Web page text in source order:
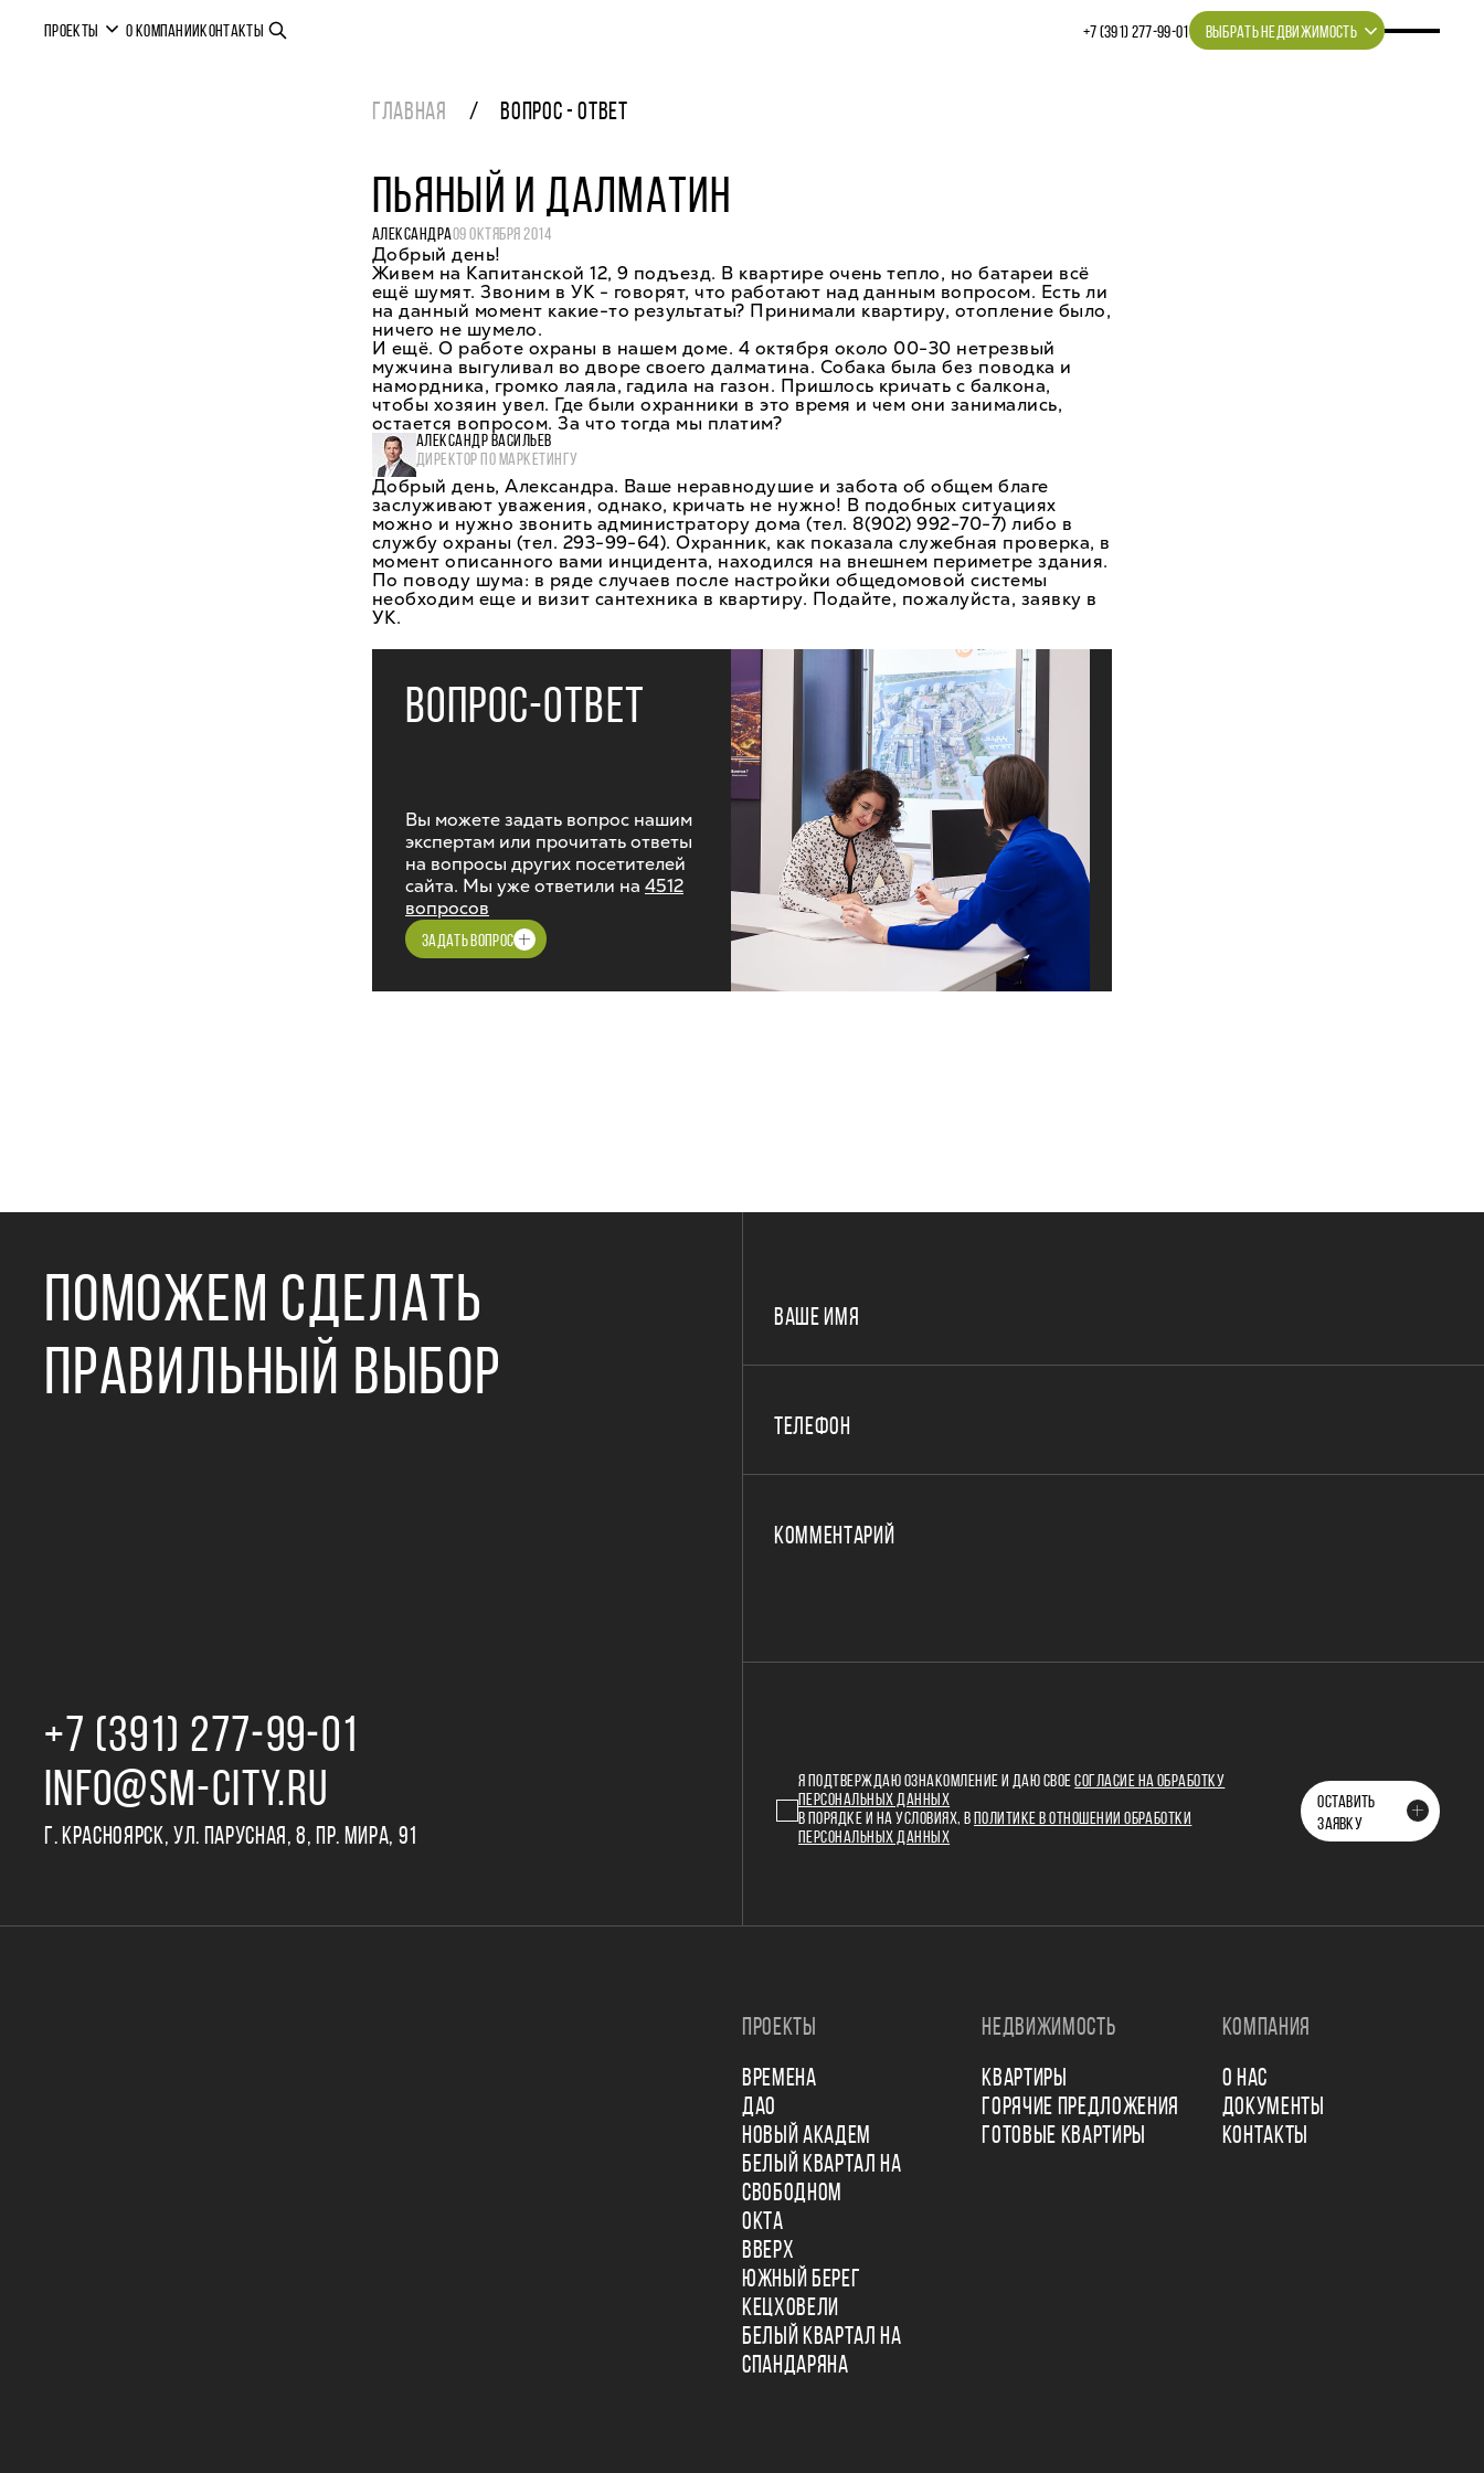
ПРОЕКТЫ О КОМПАНИИКОНТАКТЫ +7 (391) 277‒99‒01 ВЫБРАТЬ НЕДВИЖИМОСТЬ
ГЛАВНАЯ ВОПРОС - ОТВЕТ
ПЬЯНЫЙ И ДАЛМАТИН
АЛЕКСАНДРА09 ОКТЯБРЯ 2014
Добрый день!
Живем на Капитанской 12, 9 подъезд. В квартире очень тепло, но батареи всё
ещё шумят. Звоним в УК - говорят, что работают над данным вопросом. Есть ли
на данный момент какие-то результаты? Принимали квартиру, отопление было,
ничего не шумело.
И ещё. О работе охраны в нашем доме. 4 октября около 00-30 нетрезвый
мужчина выгуливал во дворе своего далматина. Собака была без поводка и
намордника, громко лаяла, гадила на газон. Пришлось кричать с балкона,
чтобы хозяин увел. Где были охранники в это время и чем они занимались,
остается вопросом. За что тогда мы платим?
АЛЕКСАНДР ВАСИЛЬЕВ
ДИРЕКТОР ПО МАРКЕТИНГУ
Добрый день, Александра. Ваше неравнодушие и забота об общем благе
заслуживают уважения, однако, кричать не нужно! В подобных ситуациях
можно и нужно звонить администратору дома (тел. 8(902) 992-70-7) либо в
службу охраны (тел. 293-99-64). Охранник, как показала служебная проверка, в
момент описанного вами инцидента, находился на внешнем периметре здания.
По поводу шума: в ряде случаев после настройки общедомовой системы
необходим еще и визит сантехника в квартиру. Подайте, пожалуйста, заявку в
УК.
ВОПРОС-ОТВЕТ
Вы можете задать вопрос нашим
экспертам или прочитать ответы
на вопросы других посетителей
сайта. Мы уже ответили на 4512
вопросов
ЗАДАТЬ ВОПРОС
ПОМОЖЕМ СДЕЛАТЬ
ПРАВИЛЬНЫЙ ВЫБОР
+7 (391) 277‒99‒01
INFO@SM-CITY.RU
Г. КРАСНОЯРСК, УЛ. ПАРУСНАЯ, 8, ПР. МИРА, 91
ВАШЕ ИМЯ
ТЕЛЕФОН
КОММЕНТАРИЙ
Я ПОДТВЕРЖДАЮ ОЗНАКОМЛЕНИЕ И ДАЮ СВОЕСОГЛАСИЕ НА ОБРАБОТКУ
ПЕРСОНАЛЬНЫХ ДАННЫХ
В ПОРЯДКЕ И НА УСЛОВИЯХ, В
ПОЛИТИКЕ В ОТНОШЕНИИ ОБРАБОТКИ
ПЕРСОНАЛЬНЫХ ДАННЫХ
ОСТАВИТЬ
ЗАЯВКУ
ПРОЕКТЫ
ВРЕМЕНА
ДАО
НОВЫЙ АКАДЕМ
БЕЛЫЙ КВАРТАЛ НА
СВОБОДНОМ
ОКТА
ВВЕРХ
ЮЖНЫЙ БЕРЕГ
КЕЦХОВЕЛИ
БЕЛЫЙ КВАРТАЛ НА
СПАНДАРЯНА
НЕДВИЖИМОСТЬ
КВАРТИРЫ
ГОРЯЧИЕ ПРЕДЛОЖЕНИЯ
ГОТОВЫЕ КВАРТИРЫ
КОМПАНИЯ
О НАС
ДОКУМЕНТЫ
КОНТАКТЫ